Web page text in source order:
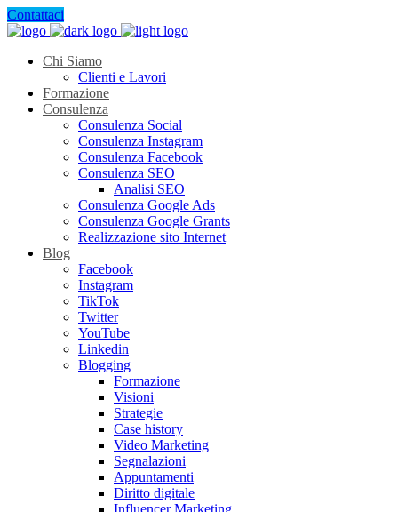
Contattaci
Chi Siamo
Clienti e Lavori
Formazione
Consulenza
Consulenza Social
Consulenza Instagram
Consulenza Facebook
Consulenza SEO
Analisi SEO
Consulenza Google Ads
Consulenza Google Grants
Realizzazione sito Internet
Blog
Facebook
Instagram
TikTok
Twitter
YouTube
Linkedin
Blogging
Formazione
Visioni
Strategie
Case history
Video Marketing
Segnalazioni
Appuntamenti
Diritto digitale
Influencer Marketing